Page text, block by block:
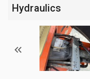
Hydraulics